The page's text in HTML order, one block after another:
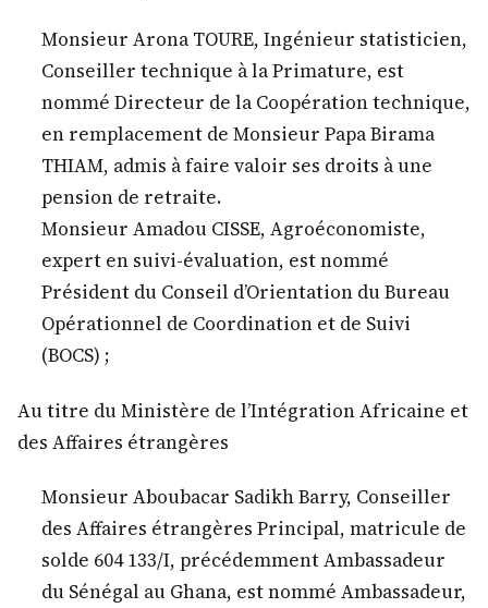
Monsieur Arona TOURE, Ingénieur statisticien,
Conseiller technique à la Primature, est
nommé Directeur de la Coopération technique,
en remplacement de Monsieur Papa Birama
THIAM, admis à faire valoir ses droits à une
pension de retraite.
Monsieur Amadou CISSE, Agroéconomiste,
expert en suivi-évaluation, est nommé
Président du Conseil d’Orientation du Bureau
Opérationnel de Coordination et de Suivi
(BOCS) ;
Au titre du Ministère de l’Intégration Africaine et
des Affaires étrangères
Monsieur Aboubacar Sadikh Barry, Conseiller
des Affaires étrangères Principal, matricule de
solde 604 133/I, précédemment Ambassadeur
du Sénégal au Ghana, est nommé Ambassadeur,